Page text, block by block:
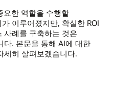
요한 역할을 수행할
이루어졌지만, 확실한 ROI
사례를 구축하는 것은
다. 본문을 통해 AI에 대한
세히 살펴보겠습니다.